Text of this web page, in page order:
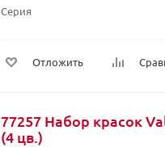
Серия
Отложить
77257 Набор красок
(4 цв.)